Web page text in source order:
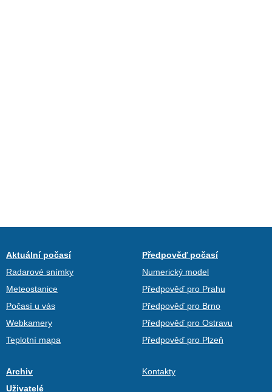
Aktuální počasí
Radarové snímky
Meteostanice
Počasí u vás
Webkamery
Teplotní mapa
Předpověď počasí
Numerický model
Předpověď pro Prahu
Předpověď pro Brno
Předpověď pro Ostravu
Předpověď pro Plzeň
Archiv
Uživatelé
Kontakty